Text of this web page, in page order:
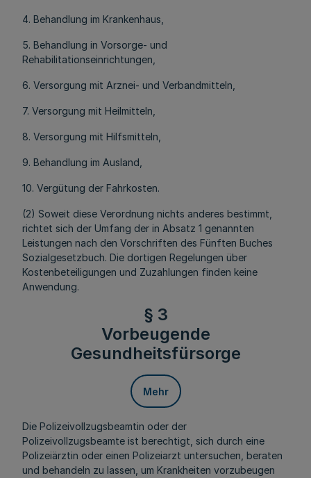
4. Behandlung im Krankenhaus,
5. Behandlung in Vorsorge- und
Rehabilitationseinrichtungen,
6. Versorgung mit Arznei- und Verbandmitteln,
7. Versorgung mit Heilmitteln,
8. Versorgung mit Hilfsmitteln,
9. Behandlung im Ausland,
10. Vergütung der Fahrkosten.
(2) Soweit diese Verordnung nichts anderes bestimmt,
richtet sich der Umfang der in Absatz 1 genannten
Leistungen nach den Vorschriften des Fünften Buches
Sozialgesetzbuch. Die dortigen Regelungen über
Kostenbeteiligungen und Zuzahlungen finden keine
Anwendung.
§ 3
Vorbeugende
Gesundheitsfürsorge
Mehr
Die Polizeivollzugsbeamtin oder der
Polizeivollzugsbeamte ist berechtigt, sich durch eine
Polizeiärztin oder einen Polizeiarzt untersuchen, beraten
und behandeln zu lassen, um Krankheiten vorzubeugen